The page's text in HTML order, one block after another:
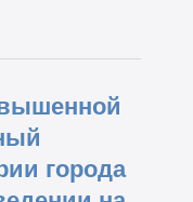
города